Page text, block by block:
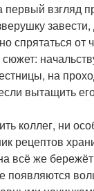
взгляд
от
на
вытащить
коллег, ни
рецептов
всё же